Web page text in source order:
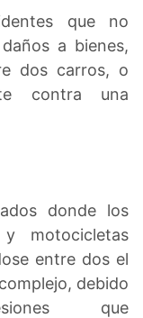
que no
a bienes,
dos carros, o
contra una
donde los
y motocicletas
entre dos el
debido
que